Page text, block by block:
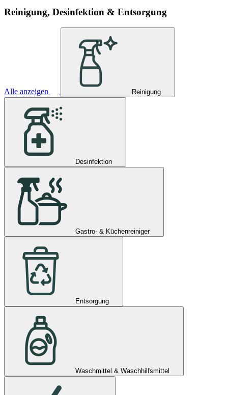
Reinigung, Desinfektion & Entsorgung
Alle anzeigen Reinigung
Desinfektion
Gastro- & Küchenreiniger
Entsorgung
Waschmittel & Waschhilfsmittel